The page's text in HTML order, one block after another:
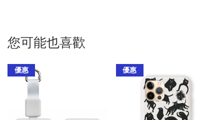
您可能也喜歡
優惠 優惠